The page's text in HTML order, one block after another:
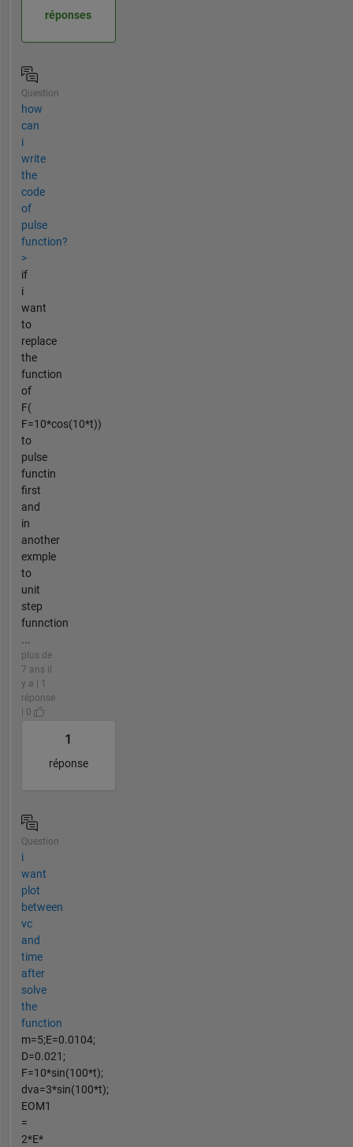
réponses
Question
how
can
i
write
the
code
of
pulse
function?
>
if
i
want
to
replace
the
function
of
F(
F=10*cos(10*t))
to
pulse
functin
first
and
in
another
exmple
to
unit
step
funnction
...
plus de
7 ans il
y a | 1
réponse
| 0
1
réponse
Question
i
want
plot
between
vc
and
time
after
solve
the
function
m=5;E=0.0104;
D=0.021;
F=10*sin(100*t);
dva=3*sin(100*t);
EOM1
=
2*E*